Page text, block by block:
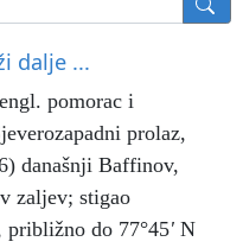
dalje ...
pomorac i
prolaz,
današnji Baffinov,
zaljev; stigao
približno do 77°45' Ν